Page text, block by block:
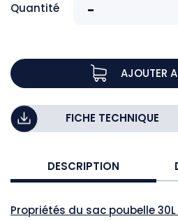
Quantité
AJOUTER
FICHE TECHNIQUE
DESCRIPTION
Propriétés du sac poubelle 30L